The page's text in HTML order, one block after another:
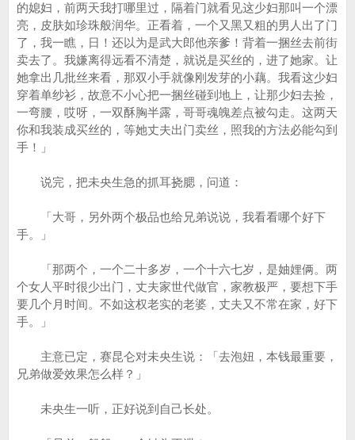
的媳妇，前两天我打哪里过，隔着门就看见这少妇那叫一个漂
亮，皮肤如珍珠般润华。正看着，一个又黑又粗的男人出了门
了，我一瞧，日！还以为是武大郎他亲爹！背着一捆丝去前街
卖去了。我嫌离得远看不清楚，就说是买丝的，进了她家。让
她拿出几批丝来看，那双小手就像刚发芽的小藕。我看这少妇
穿着单纱衫，故意不小心把一捆丝碰到地上，让那少妇去捡，
一弯腰，哎呀，一双酥胸半露，哥哥魂魄差点被勾走。这两天
你和我装成买丝的，等她丈夫出门卖丝，照我的方法必能勾到
手！」
说完，把未央生急的抓耳挠腮，问道：
「大哥，另外两个极品也给兄弟说说，我看看哪个好下
手。」
「那两个，一个二十多岁，一个十六七岁，是妯娌俩。两
个女人平时很少出门，丈夫家世代做官，家教极严，要想下手
要几个月时间。不如这权老实的老婆，丈夫又不常在家，好下
手。」
主意已定，赛昆仑对未央生说：「去泡妞，本钱最重要，
兄弟做爱效果怎么样？」
未央生一听，正好说到自己长处。